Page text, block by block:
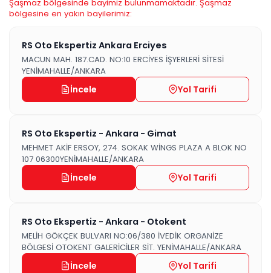
Şaşmaz bölgesinde bayimiz bulunmamaktadır. Şaşmaz
bölgesine en yakın bayilerimiz:
RS Oto Ekspertiz Ankara Erciyes
MACUN MAH. 187.CAD. NO:10 ERCİYES İŞYERLERİ SİTESİ
YENİMAHALLE/ANKARA
İncele Yol Tarifi
RS Oto Ekspertiz - Ankara - Gimat
MEHMET AKİF ERSOY, 274. SOKAK WİNGS PLAZA A BLOK NO
107 06300YENİMAHALLE/ANKARA
İncele Yol Tarifi
RS Oto Ekspertiz - Ankara - Otokent
MELİH GÖKÇEK BULVARI NO:06/380 İVEDİK ORGANİZE
BÖLGESİ OTOKENT GALERİCİLER SİT. YENİMAHALLE/ANKARA
İncele Yol Tarifi